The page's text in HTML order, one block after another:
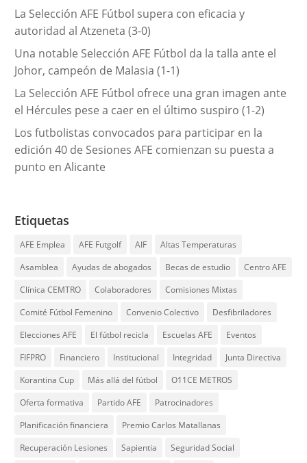
La Selección AFE Fútbol supera con eficacia y
autoridad al Atzeneta (3-0)
Una notable Selección AFE Fútbol da la talla ante el
Johor, campeón de Malasia (1-1)
La Selección AFE Fútbol ofrece una gran imagen ante
el Hércules pese a caer en el último suspiro (1-2)
Los futbolistas convocados para participar en la
edición 40 de Sesiones AFE comienzan su puesta a
punto en Alicante
Etiquetas
AFE Emplea AFE Futgolf AIF
Altas Temperaturas
Asamblea
Ayudas de abogados Becas de estudio
Centro AFE
Clínica CEMTRO
Colaboradores
Comisiones Mixtas
Comité Fútbol Femenino
Convenio Colectivo
Desfibriladores
Elecciones AFE
El fútbol recicla Escuelas AFE
Eventos
FIFPRO
Financiero Institucional Integridad
Junta Directiva
Korantina Cup
Más allá del fútbol
O11CE METROS
Oferta formativa
Partido AFE
Patrocinadores
Planificación financiera
Premio Carlos Matallanas
Recuperación Lesiones
Sapientia
Seguridad Social